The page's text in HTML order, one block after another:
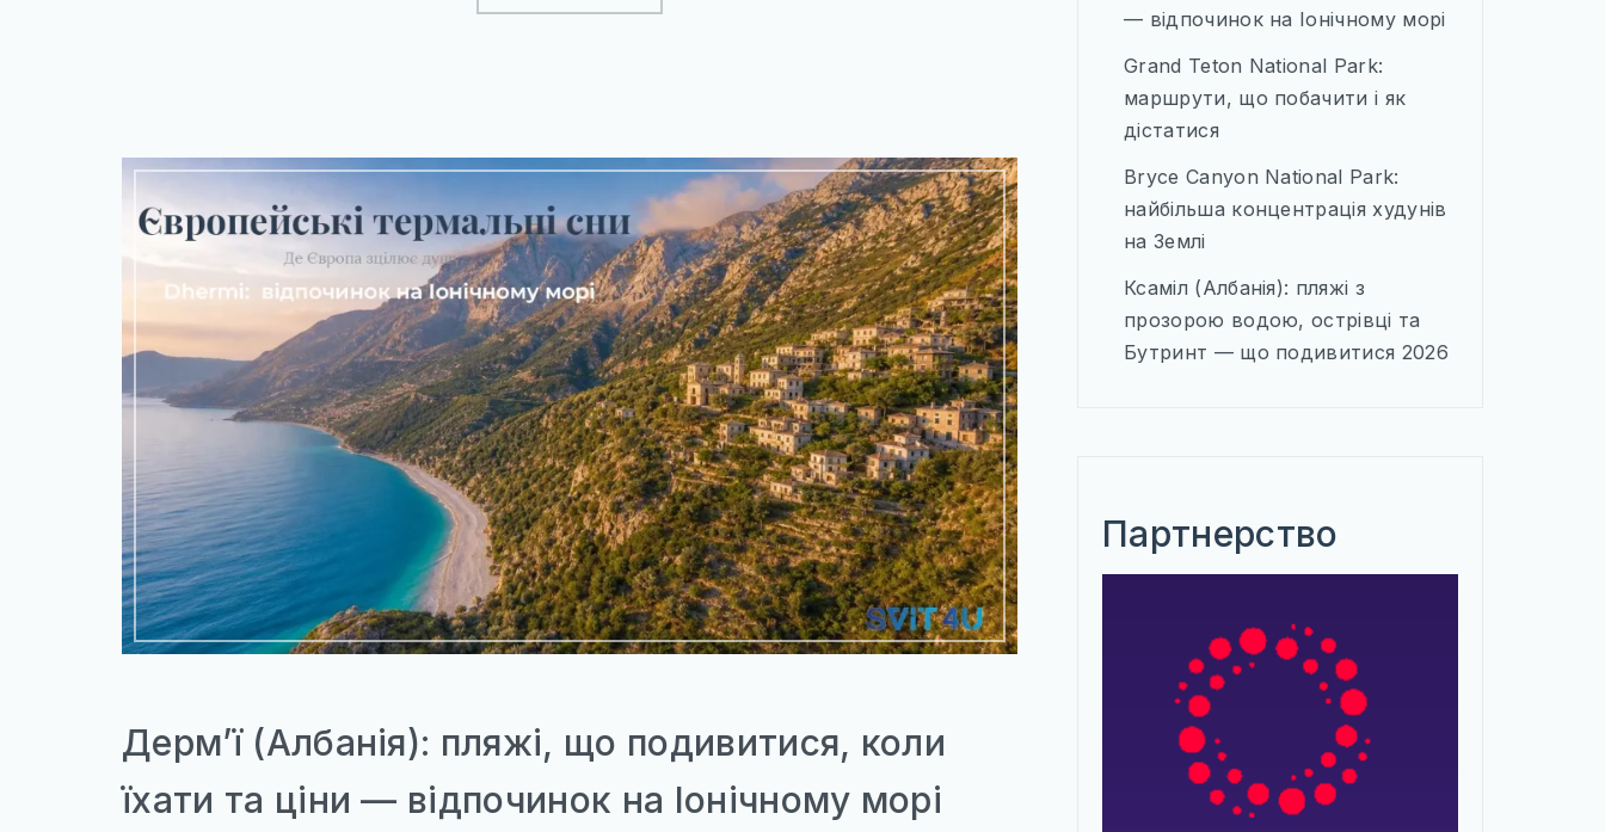
Дерм’ї (Албанія): пляжі, що подивитися, коли
їхати та ціни — відпочинок на Іонічному морі
— відпочинок на Іонічному морі
Grand Teton National Park:
маршрути, що побачити і як
дістатися
Bryce Canyon National Park:
найбільша концентрація худунів
на Землі
Ксаміл (Албанія): пляжі з
прозорою водою, острівці та
Бутринт — що подивитися 2026
Партнерство